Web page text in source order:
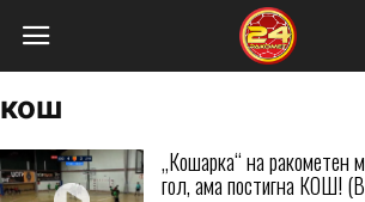
кош
„Кошарка“ на ракометен
гол, ама постигна КОШ!